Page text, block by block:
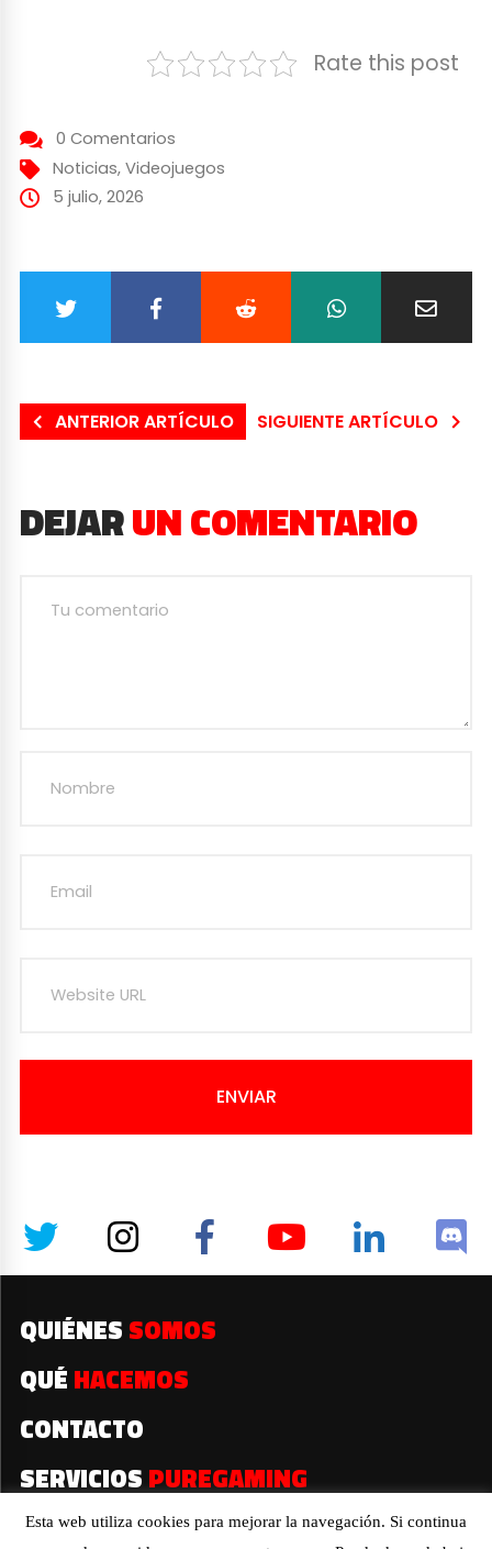
Rate this post
0 Comentarios
Noticias, Videojuegos
5 julio, 2026
ANTERIOR ARTÍCULO SIGUIENTE ARTÍCULO
DEJARUN COMENTARIO
ENVIAR
QUIÉNES SOMOS
QUÉ HACEMOS
CONTACTO
SERVICIOS PUREGAMING
Esta web utiliza cookies para mejorar la navegación. Si continua